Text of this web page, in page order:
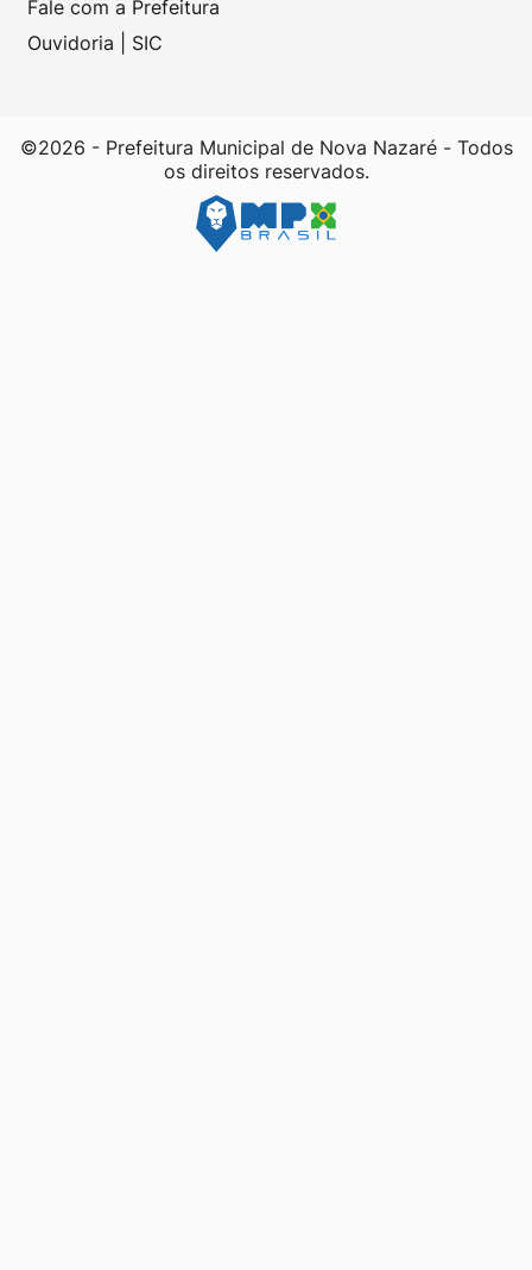
Fale com a Prefeitura
Ouvidoria | SIC
©2026 - Prefeitura Municipal de Nova Nazaré - Todos
os direitos reservados.